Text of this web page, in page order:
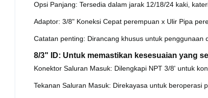
Opsi Panjang: Tersedia dalam jarak 12/18/24 kaki,
Adaptor: 3/8" Koneksi Cepat perempuan x Ulir Pipa
Catatan penting: Dirancang khusus untuk
8/3" ID: Untuk memastikan kesesuaian yang
Konektor Saluran Masuk: Dilengkapi NPT 3/8' untuk
Tekanan Saluran Masuk: Direkayasa untuk beroperasi